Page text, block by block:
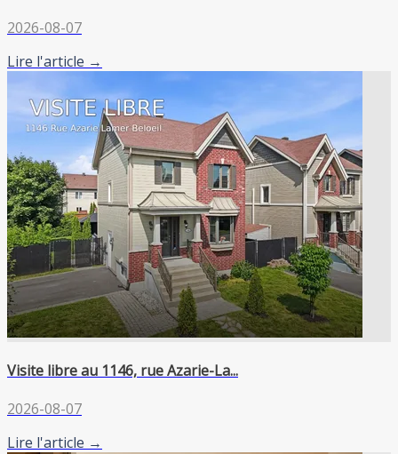
2026-08-07
Lire l'article →
Visite libre au 1146, rue Azarie-La...
2026-08-07
Lire l'article →